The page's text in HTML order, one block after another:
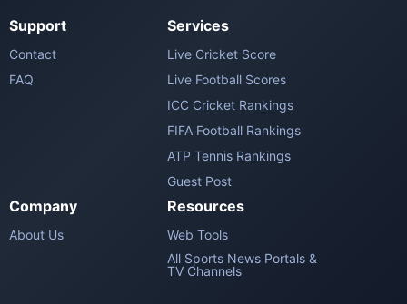
Support
Contact
FAQ
Services
Live Cricket Score
Live Football Scores
ICC Cricket Rankings
FIFA Football Rankings
ATP Tennis Rankings
Guest Post
Company
About Us
Resources
Web Tools
All Sports News Portals &
TV Channels